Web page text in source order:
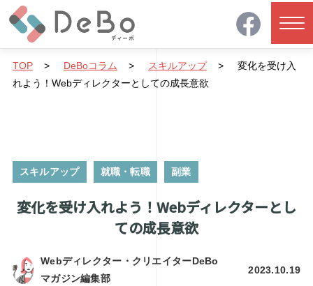
TOP> DeBoコラム > スキルアップ> 変化を受け入
れよう！Webディレクターとしての成長意欲
スキルアップ 就職・転職 副業
変化を受け入れよう！Webディレクターとし
ての成長意欲
Webディレクター・クリエイターDeBo
マガジン編集部
2023.10.19